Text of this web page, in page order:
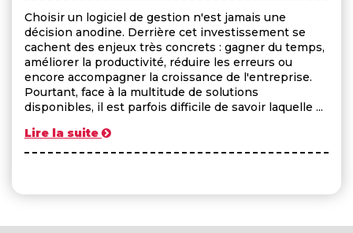
Choisir un logiciel de gestion n'est jamais une
décision anodine. Derrière cet investissement se
cachent des enjeux très concrets : gagner du temps,
améliorer la productivité, réduire les erreurs ou
encore accompagner la croissance de l'entreprise.
Pourtant, face à la multitude de solutions
disponibles, il est parfois difficile de savoir laquelle ...
Lire la suite